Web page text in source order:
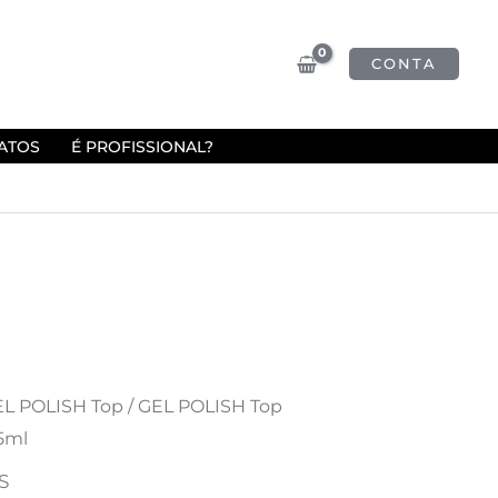
CONTA
É PROFISSIONAL?
POLISH Top / GEL POLISH Top